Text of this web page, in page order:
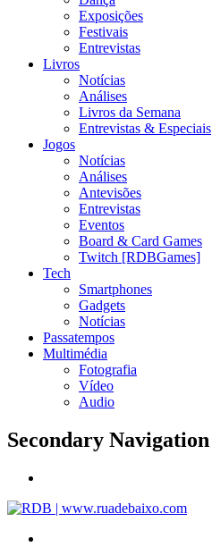
Exposições
Festivais
Entrevistas
Livros
Notícias
Análises
Livros da Semana
Entrevistas & Especiais
Jogos
Notícias
Análises
Antevisões
Entrevistas
Eventos
Board & Card Games
Twitch [RDBGames]
Tech
Smartphones
Gadgets
Notícias
Passatempos
Multimédia
Fotografia
Vídeo
Audio
Secondary Navigation